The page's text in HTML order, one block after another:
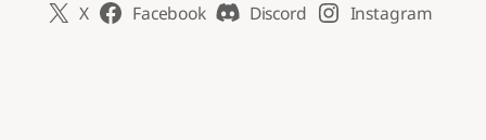
X Facebook Discord Instagram